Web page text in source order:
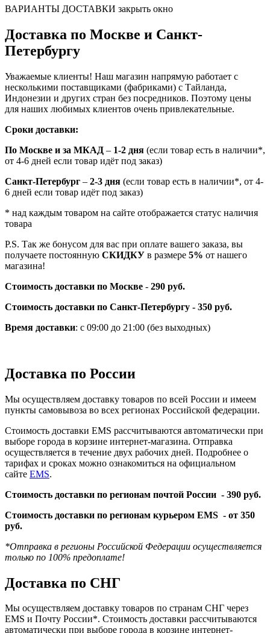
ВАРИАНТЫ ДОСТАВКИ закрыть окно
Доставка по Москве и Санкт-
Петербургу
Уважаемые клиенты! Наш магазин напрямую работает с
несколькими поставщиками (фабриками) с Тайланда,
Индонезии и других стран без посредников. Поэтому цены
для наших любимых клиентов очень привлекательные.
Сроки доставки:
По Москве и за МКАД – 1-2 дня (если товар есть в наличии*,
от 4-6 дней если товар идёт под заказ)
Санкт-Петербург – 2-3 дня (если товар есть в наличии*, от 4-
6 дней если товар идёт под заказ)
* над каждым товаром на сайте отображается статус наличия
товара
P.S. Так же бонусом для вас при оплате вашего заказа, вы
получаете постоянную СКИДКУ в размере 5% от нашего
магазина!
Стоимость доставки по Москве - 290 руб.
Стоимость доставки по Санкт-Петербургу - 350 руб.
Время доставки: с 09:00 до 21:00 (без выходных)
Доставка по России
Мы осуществляем доставку товаров по всей России и имеем
пункты самовывоза во всех регионах Российской федерации.
Стоимость доставки EMS рассчитываются автоматически при
выборе города в корзине интернет-магазина. Отправка
осуществляется в течение двух рабочих дней. Подробнее о
тарифах и сроках можно ознакомиться на официальном
сайте EMS.
Стоимость доставки по регионам почтой России - 390 руб.
Стоимость доставки по регионам курьером EMS - от 350
руб.
*Отправка в регионы Российской Федерации осуществляется
только по 100% предоплате!
Доставка по СНГ
Мы осуществляем доставку товаров по странам СНГ через
EMS и Почту России*. Стоимость доставки рассчитываются
автоматически при выборе города в корзине интернет-